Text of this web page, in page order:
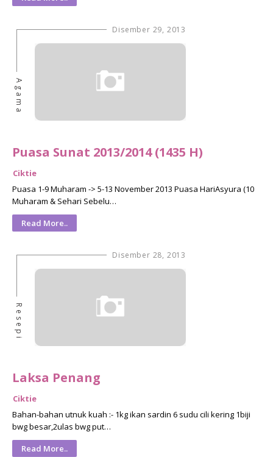
Disember 29, 2013
Agama
Puasa Sunat 2013/2014 (1435 H)
Ciktie
Puasa 1-9 Muharam -> 5-13 November 2013 Puasa HariAsyura (10
Muharam & Sehari Sebelu…
Read More..
Disember 28, 2013
Resepi
Laksa Penang
Ciktie
Bahan-bahan utnuk kuah :- 1kg ikan sardin 6 sudu cili kering 1biji
bwg besar,2ulas bwg put…
Read More..